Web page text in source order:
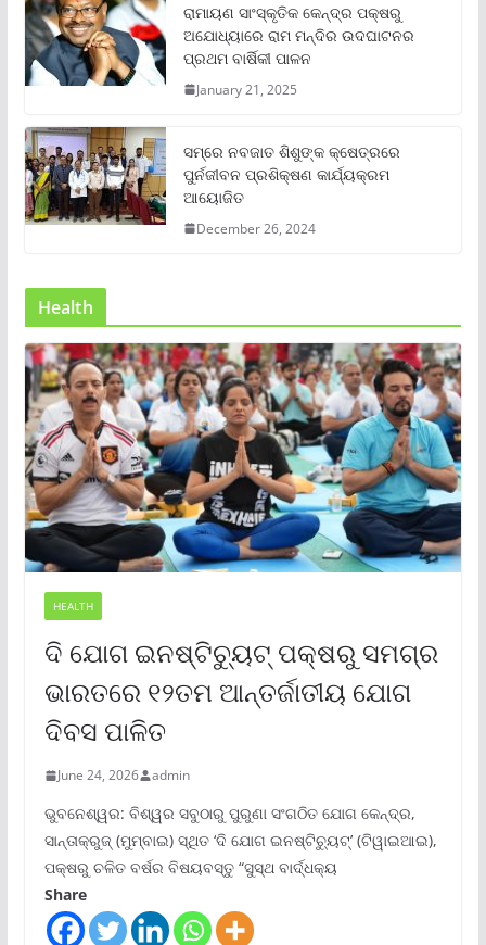
ରାମାୟଣ ସାଂସ୍କୃତିକ କେନ୍ଦ୍ର ପକ୍ଷରୁ
ଅଯୋଧ୍ୟାରେ ରାମ ମନ୍ଦିର ଉଦଘାଟନର
ପ୍ରଥମ ବାର୍ଷିକୀ ପାଳନ
January 21, 2025
ସମ୍‌ରେ ନବଜାତ ଶିଶୁଙ୍କ କ୍ଷେତ୍ରରେ
ପୁର୍ନଜୀବନ ପ୍ରଶିକ୍ଷଣ କାର୍ଯ୍ୟକ୍ରମ
ଆୟୋଜିତ
December 26, 2024
Health
HEALTH
ଦି ଯୋଗ ଇନଷ୍ଟିଚ୍ୟୁଟ୍ ପକ୍ଷରୁ ସମଗ୍ର
ଭାରତରେ ୧୨ତମ ଆନ୍ତର୍ଜାତୀୟ ଯୋଗ
ଦିବସ ପାଳିତ
June 24, 2026 admin
ଭୁବନେଶ୍ୱର: ବିଶ୍ୱର ସବୁଠାରୁ ପୁରୁଣା ସଂଗଠିତ ଯୋଗ କେନ୍ଦ୍ର,
ସାନ୍ତାକ୍ରୁଜ୍ (ମୁମ୍ବାଇ) ସ୍ଥିତ ‘ଦି ଯୋଗ ଇନଷ୍ଟିଚ୍ୟୁଟ୍‌’ (ଟିୱାଇଆଇ),
ପକ୍ଷରୁ ଚଳିତ ବର୍ଷର ବିଷୟବସ୍ତୁ “ସୁସ୍ଥ ବାର୍ଦ୍ଧକ୍ୟ
Share